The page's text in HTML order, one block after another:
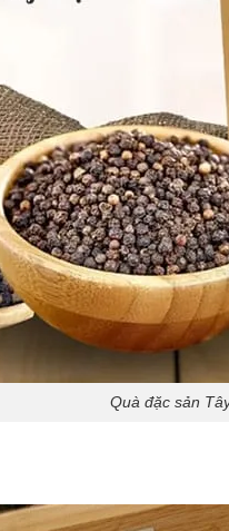
Quà đặc sản